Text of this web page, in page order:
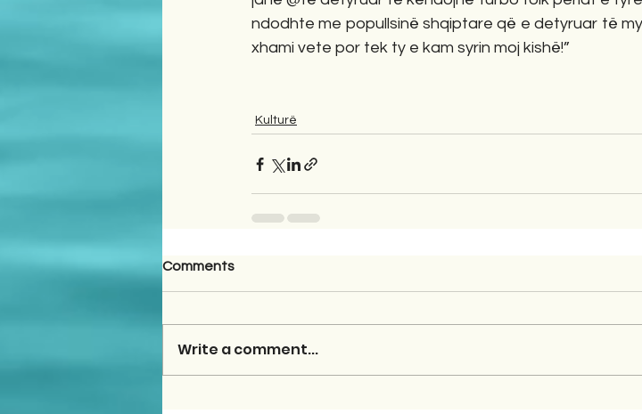
ndodhte me popullsinë shqiptare që e detyruar të
xhami vete por tek ty e kam syrin moj kishë!”
Kulturë
Comments
Write a comment...